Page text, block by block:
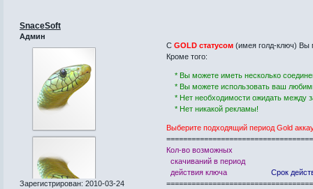
SnaceSoft
Админ
Зарегистрирован: 2010-03-24
СGOLD статусом (имея голд-ключ) Вы
Кроме того:
* Вы можете иметь несколько
* Вы можете использовать ваш
* Нет необходимости ожидать между
* Нет никакой рекламы!
Выберите подходящий период Gold
Кол-во возможных
скачиваний в период
действия ключа
Срок